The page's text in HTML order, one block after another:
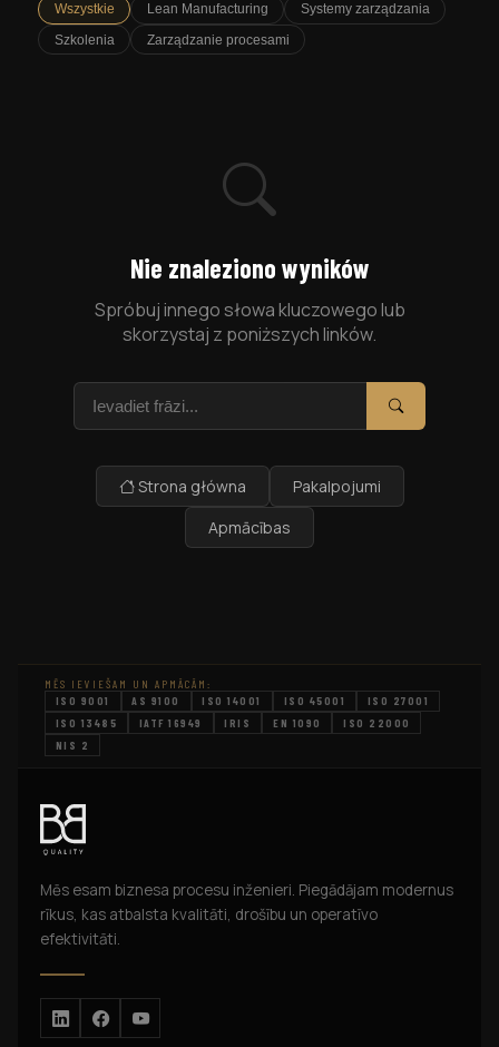
Wszystkie Lean Manufacturing
Systemy zarządzania
Szkolenia
Zarządzanie procesami
Nie znaleziono wyników
Spróbuj innego słowa kluczowego lub
skorzystaj z poniższych linków.
Szukaj
Szukaj
Strona główna
Pakalpojumi
Apmācības
MĒS IEVIEŠAM UN APMĀCĀM:
ISO 9001
AS 9100 ISO 14001 ISO 45001
ISO 27001
ISO 13485
IATF 16949 IRIS EN 1090
ISO 22000
NIS 2
Mēs esam biznesa procesu inženieri. Piegādājam modernus
rīkus, kas atbalsta kvalitāti, drošību un operatīvo
efektivitāti.